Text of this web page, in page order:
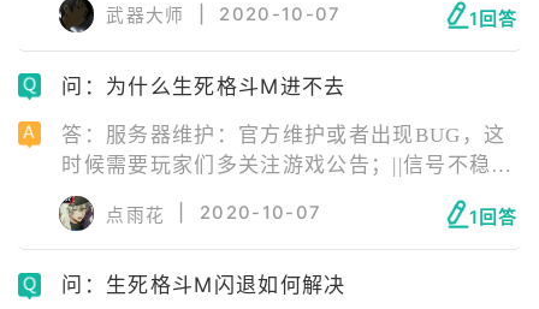
强的源头才行；||版本问题：版本老旧，玩家们
也可以尝试下最新版游戏；||手机内存不足或存
在游戏缓存：这时候需要玩家们清理一下运行
武器大师 2020-10-07 1回答
问：为什么生死格斗M进不去
答：服务器维护：官方维护或者出现BUG，这
时候需要玩家们多关注游戏公告；||信号不稳
定：尽量打开4G进行游戏，WIFI需要找到信号
强的源头才行；||版本问题：版本老旧，玩家们
也可以尝试下最新版游戏；||手机内存不足或存
在游戏缓存：这时候需要玩家们清理一下运行
点雨花 2020-10-07 1回答
问：生死格斗M闪退如何解决